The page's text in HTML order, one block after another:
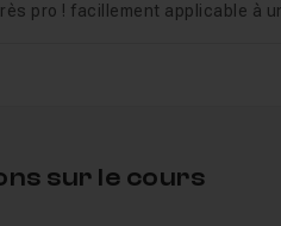
pro ! facillement applicable à
sur le cours